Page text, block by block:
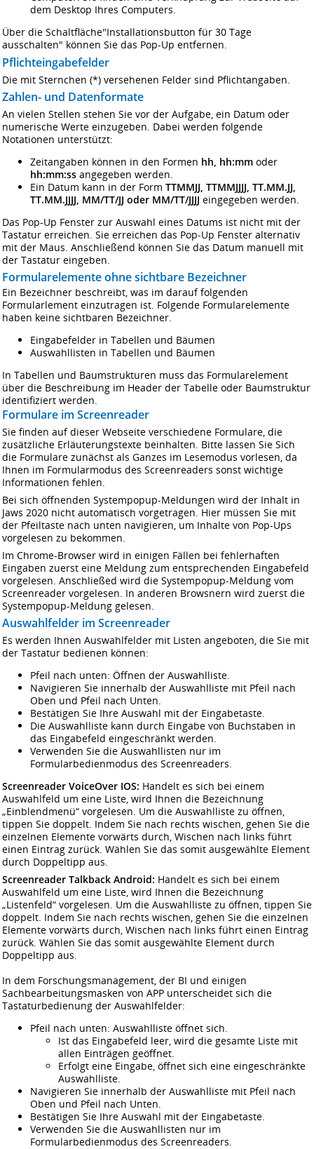
dem Desktop Ihres Computers.
Über die Schaltfläche"Installationsbutton für 30 Tage
ausschalten" können Sie das Pop-Up entfernen.
Pflichteingabefelder
Die mit Sternchen (*) versehenen Felder sind Pflichtangaben.
Zahlen- und Datenformate
An vielen Stellen stehen Sie vor der Aufgabe, ein Datum oder
numerische Werte einzugeben. Dabei werden folgende
Notationen unterstützt:
Zeitangaben können in den Formen hh, hh:mm oder
hh:mm:ss angegeben werden.
Ein Datum kann in der Form TTMMJJ, TTMMJJJJ, TT.MM.JJ,
TT.MM.JJJJ, MM/TT/JJ oder MM/TT/JJJJ eingegeben werden.
Das Pop-Up Fenster zur Auswahl eines Datums ist nicht mit der
Tastatur erreichen. Sie erreichen das Pop-Up Fenster alternativ
mit der Maus. Anschließend können Sie das Datum manuell mit
der Tastatur eingeben.
Formularelemente ohne sichtbare Bezeichner
Ein Bezeichner beschreibt, was im darauf folgenden
Formularlement einzutragen ist. Folgende Formularelemente
haben keine sichtbaren Bezeichner.
Eingabefelder in Tabellen und Bäumen
Auswahllisten in Tabellen und Bäumen
In Tabellen und Baumstrukturen muss das Formularelement
über die Beschreibung im Header der Tabelle oder Baumstruktur
identifiziert werden.
Formulare im Screenreader
Sie finden auf dieser Webseite verschiedene Formulare, die
zusätzliche Erläuterungstexte beinhalten. Bitte lassen Sie Sich
die Formulare zunächst als Ganzes im Lesemodus vorlesen, da
Ihnen im Formularmodus des Screenreaders sonst wichtige
Informationen fehlen.
Bei sich öffnenden Systempopup-Meldungen wird der Inhalt in
Jaws 2020 nicht automatisch vorgetragen. Hier müssen Sie mit
der Pfeiltaste nach unten navigieren, um Inhalte von Pop-Ups
vorgelesen zu bekommen.
Im Chrome-Browser wird in einigen Fällen bei fehlerhaften
Eingaben zuerst eine Meldung zum entsprechenden Eingabefeld
vorgelesen. Anschließed wird die Systempopup-Meldung vom
Screenreader vorgelesen. In anderen Browsnern wird zuerst die
Systempopup-Meldung gelesen.
Auswahlfelder im Screenreader
Es werden Ihnen Auswahlfelder mit Listen angeboten, die Sie mit
der Tastatur bedienen können:
Pfeil nach unten: Öffnen der Auswahlliste.
Navigieren Sie innerhalb der Auswahlliste mit Pfeil nach
Oben und Pfeil nach Unten.
Bestätigen Sie Ihre Auswahl mit der Eingabetaste.
Die Auswahlliste kann durch Eingabe von Buchstaben in
das Eingabefeld eingeschränkt werden.
Verwenden Sie die Auswahllisten nur im
Formularbedienmodus des Screenreaders.
Screenreader VoiceOver IOS: Handelt es sich bei einem
Auswahlfeld um eine Liste, wird Ihnen die Bezeichnung
„Einblendmenü“ vorgelesen. Um die Auswahlliste zu öffnen,
tippen Sie doppelt. Indem Sie nach rechts wischen, gehen Sie die
einzelnen Elemente vorwärts durch, Wischen nach links führt
einen Eintrag zurück. Wählen Sie das somit ausgewählte Element
durch Doppeltipp aus.
Screenreader Talkback Android: Handelt es sich bei einem
Auswahlfeld um eine Liste, wird Ihnen die Bezeichnung
„Listenfeld“ vorgelesen. Um die Auswahlliste zu öffnen, tippen Sie
doppelt. Indem Sie nach rechts wischen, gehen Sie die einzelnen
Elemente vorwärts durch, Wischen nach links führt einen Eintrag
zurück. Wählen Sie das somit ausgewählte Element durch
Doppeltipp aus.
In dem Forschungsmanagement, der BI und einigen
Sachbearbeitungsmasken von APP unterscheidet sich die
Tastaturbedienung der Auswahlfelder:
Pfeil nach unten: Auswahlliste öffnet sich.
Ist das Eingabefeld leer, wird die gesamte Liste mit
allen Einträgen geöffnet.
Erfolgt eine Eingabe, öffnet sich eine eingeschränkte
Auswahlliste.
Navigieren Sie innerhalb der Auswahlliste mit Pfeil nach
Oben und Pfeil nach Unten.
Bestätigen Sie Ihre Auswahl mit der Eingabetaste.
Verwenden Sie die Auswahllisten nur im
Formularbedienmodus des Screenreaders.